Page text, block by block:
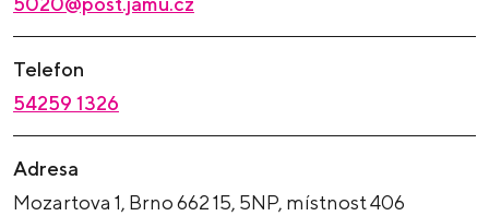
Telefon
54259 1326
Adresa
Mozartova 1, Brno 662 15, 5NP, místnost 406